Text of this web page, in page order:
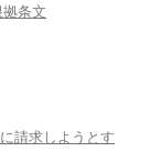
条文
請求しようとす